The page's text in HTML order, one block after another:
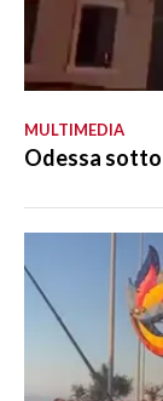
MULTIMEDIA
Odessa